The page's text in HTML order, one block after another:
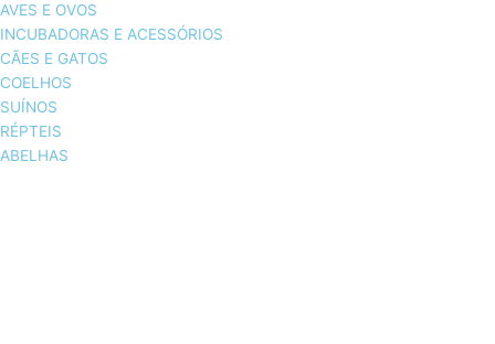
AVES E OVOS
INCUBADORAS E ACESSÓRIOS
CÃES E GATOS
COELHOS
SUÍNOS
RÉPTEIS
ABELHAS